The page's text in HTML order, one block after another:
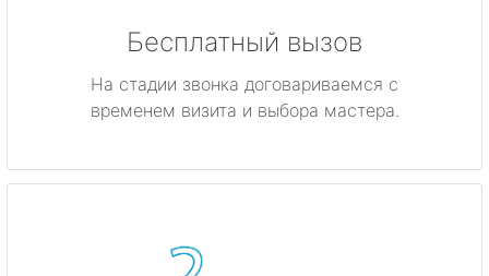
Бесплатный вызов
На стадии звонка договариваемся с
временем визита и выбора мастера.